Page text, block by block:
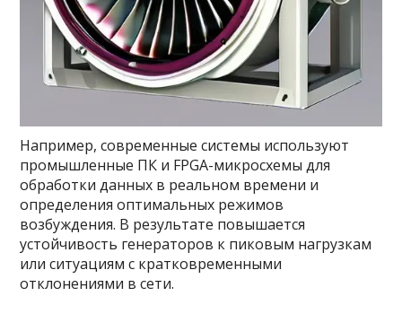
Например, современные системы используют
промышленные ПК и FPGA-микросхемы для
обработки данных в реальном времени и
определения оптимальных режимов
возбуждения. В результате повышается
устойчивость генераторов к пиковым нагрузкам
или ситуациям с кратковременными
отклонениями в сети.